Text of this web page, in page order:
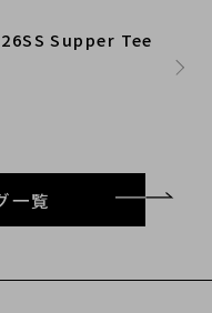
26SS Supper Tee
一覧